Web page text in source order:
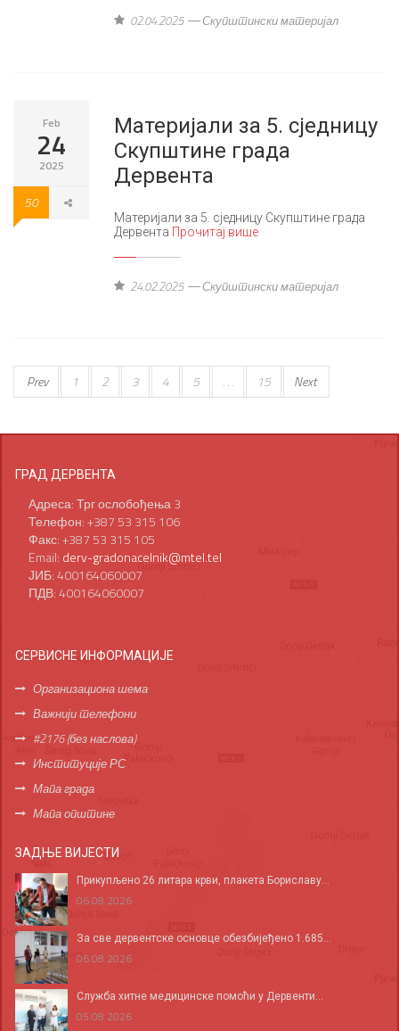
02.04.2025 Скупштински материјал
Feb
24
2025
50
Материјали за 5. сједницу
Скупштине града
Дервента
Материјали за 5. сједницу Скупштине града
Дервента Прочитај више
24.02.2025 Скупштински материјал
Prev 1 2 3 4 5 . . . 15 Next
ГРАД ДЕРВЕНТА
Адреса: Трг ослобођења 3
Телефон: +387 53 315 106
Факс: +387 53 315 105
Email: derv-gradonacelnik@mtel.tel
ЈИБ: 400164060007
ПДВ: 400164060007
СЕРВИСНЕ ИНФОРМАЦИЈЕ
Организациона шема
Важнији телефони
#2176 (без наслова)
Институције РС
Мапа града
Мапа општине
ЗАДЊЕ ВИЈЕСТИ
Прикупљено 26 литара крви, плакета Бориславу...
06.08.2026
За све дервентске основце обезбијеђено 1.685...
06.08.2026
Служба хитне медицинске помоћи у Дервенти...
05.08.2026